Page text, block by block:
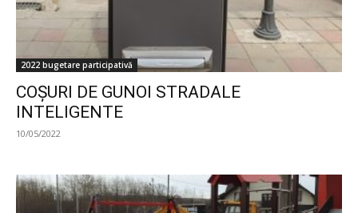
2022 bugetare participativă
COȘURI DE GUNOI STRADALE
INTELIGENTE
10/05/2022